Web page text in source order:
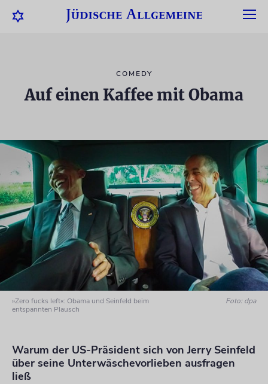
COMEDY
Auf einen Kaffee mit Obama
»Zero fucks left«: Obama und Seinfeld beim
entspannten Plausch
Foto: dpa
Warum der US-Präsident sich von Jerry Seinfeld
über seine Unterwäschevorlieben ausfragen
ließ